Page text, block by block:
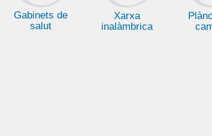
Gabinets de
salut
Xarxa
inalàmbrica